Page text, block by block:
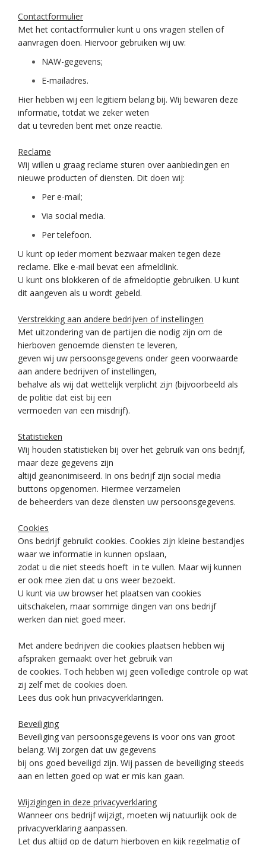
Contactformulier
Met het contactformulier kunt u ons vragen stellen of
aanvragen doen. Hiervoor gebruiken wij uw:
NAW-gegevens;
E-mailadres.
Hier hebben wij een legitiem belang bij. Wij bewaren deze
informatie, totdat we zeker weten
dat u tevreden bent met onze reactie.
Reclame
Wij willen u graag reclame sturen over aanbiedingen en
nieuwe producten of diensten. Dit doen wij:
Per e-mail;
Via social media.
Per telefoon.
U kunt op ieder moment bezwaar maken tegen deze
reclame. Elke e-mail bevat een afmeldlink.
U kunt ons blokkeren of de afmeldoptie gebruiken. U kunt
dit aangeven als u wordt gebeld.
Verstrekking aan andere bedrijven of instellingen
Met uitzondering van de partijen die nodig zijn om de
hierboven genoemde diensten te leveren,
geven wij uw persoonsgegevens onder geen voorwaarde
aan andere bedrijven of instellingen,
behalve als wij dat wettelijk verplicht zijn (bijvoorbeeld als
de politie dat eist bij een
vermoeden van een misdrijf).
Statistieken
Wij houden statistieken bij over het gebruik van ons bedrijf,
maar deze gegevens zijn
altijd geanonimiseerd. In ons bedrijf zijn social media
buttons opgenomen. Hiermee verzamelen
de beheerders van deze diensten uw persoonsgegevens.
Cookies
Ons bedrijf gebruikt cookies. Cookies zijn kleine bestandjes
waar we informatie in kunnen opslaan,
zodat u die niet steeds hoeft in te vullen. Maar wij kunnen
er ook mee zien dat u ons weer bezoekt.
U kunt via uw browser het plaatsen van cookies
uitschakelen, maar sommige dingen van ons bedrijf
werken dan niet goed meer.
Met andere bedrijven die cookies plaatsen hebben wij
afspraken gemaakt over het gebruik van
de cookies. Toch hebben wij geen volledige controle op wat
zij zelf met de cookies doen.
Lees dus ook hun privacyverklaringen.
Beveiliging
Beveiliging van persoonsgegevens is voor ons van groot
belang. Wij zorgen dat uw gegevens
bij ons goed beveiligd zijn. Wij passen de beveiliging steeds
aan en letten goed op wat er mis kan gaan.
Wijzigingen in deze privacyverklaring
Wanneer ons bedrijf wijzigt, moeten wij natuurlijk ook de
privacyverklaring aanpassen.
Let dus altijd op de datum hierboven en kijk regelmatig of